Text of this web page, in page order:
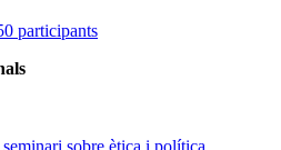
participants